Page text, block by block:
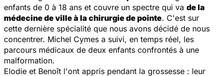
enfants de 0 à 18 ans et couvre un spectre qui va de la
médecine de ville à la chirurgie de pointe. C'est sur
cette dernière spécialité que nous avons décidé de nous
concentrer. Michel Cymes a suivi, en temps réel, les
parcours médicaux de deux enfants confrontés à une
malformation.
Elodie et Benoît l'ont appris pendant la grossesse : leur